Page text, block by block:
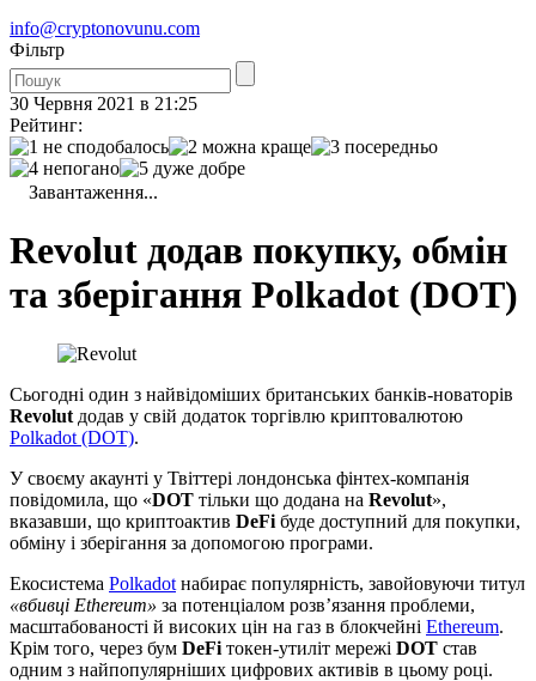
info@cryptonovunu.com
Фiльтр
30 Червня 2021 в 21:25
Рейтинг:
Завантаження...
Revolut додав покупку, обмін
та зберігання Polkadot (DOT)
Сьогодні один з найвідоміших британських банків-новаторів
Revolut додав у свій додаток торгівлю криптовалютою
Polkadot (DOT).
У своєму акаунті у Твіттері лондонська фінтех-компанія
повідомила, що «DOT тільки що додана на Revolut»,
вказавши, що криптоактив DeFi буде доступний для покупки,
обміну і зберігання за допомогою програми.
Екосистема Polkadot набирає популярність, завойовуючи титул
«вбивці Ethereum» за потенціалом розв’язання проблеми,
масштабованості й високих цін на газ в блокчейні Ethereum.
Крім того, через бум DeFi токен-утиліт мережі DOT став
одним з найпопулярніших цифрових активів в цьому році.